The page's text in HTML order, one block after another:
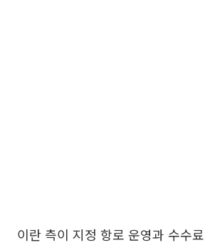
이란 측이 지정 항로 운영과 수수